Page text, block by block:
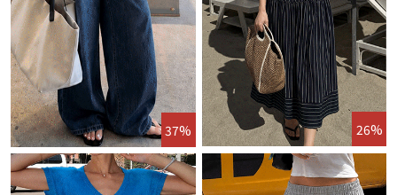
37% 26%